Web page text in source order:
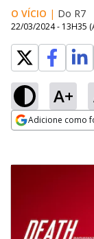
O VÍCIO | Do R7
22/03/2024 - 13H35
A+
Adicione como